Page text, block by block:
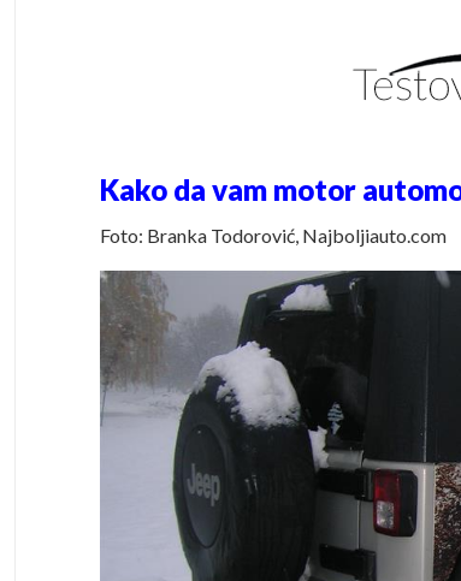
Kako da vam motor
Foto: Branka Todorović, Najboljiauto.com